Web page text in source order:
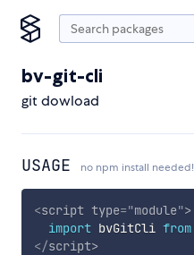
bv-git-cli
git dowload
USAGE no npm install needed!
<script type="module">
import bvGitCli from
</script>